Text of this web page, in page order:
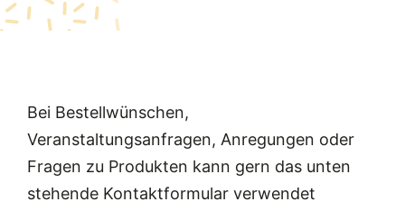
Bei Bestellwünschen,
Veranstaltungsanfragen, Anregungen oder
Fragen zu Produkten kann gern das unten
stehende Kontaktformular verwendet